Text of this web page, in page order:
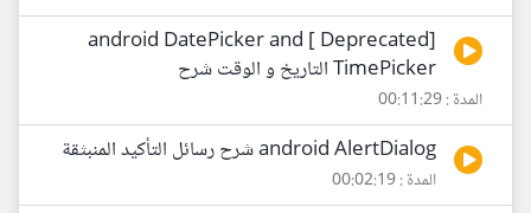
[Deprecated ] android DatePicker and
TimePicker التاريخ و الوقت شرح
المدة : 00:11:29
android AlertDialog شرح رسائل التأكيد المنبثقة
المدة : 00:02:19